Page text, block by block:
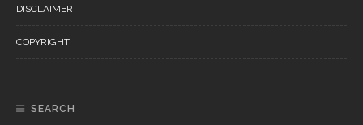
DISCLAIMER
COPYRIGHT
SEARCH